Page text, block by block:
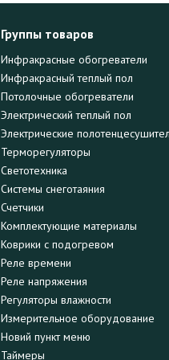
Группы товаров
Инфракрасные обогреватели
Инфракрасный теплый пол
Потолочные обогреватели
Электрический теплый пол
Электрические
Терморегуляторы
Светотехника
Системы снеготаяния
Счетчики
Комплектующие материалы
Коврики с подогревом
Реле времени
Реле напряжения
Регуляторы влажности
Измерительное оборудование
Новий пункт меню
Таймеры